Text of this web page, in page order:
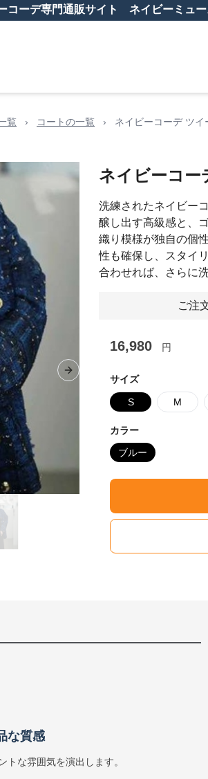
コーデ専門通販サイト ネイビーミュ
覧 › コートの一覧 › ネイビーコーデ ツイ
Next slide
ネイビーコー
洗練されたネイビー
醸し出す高級感と、
織り模様が独自の個
性も確保し、スタイ
合わせれば、さらに
ご注
16,980 円
サイズ
S M
カラー
ブルー
な質感
な雰囲気を演出します。